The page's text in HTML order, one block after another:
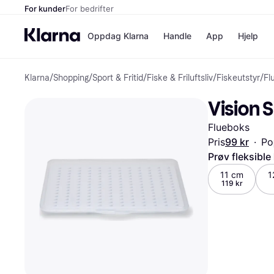
For kunderFor bedrifter
Oppdag Klarna
Betal nå
Betal i 3
Betal innen
Finansiering
Vipps
Handle
Butikker
kicks.no
App Hjelp
Klarna/Shopping/Sport & Fritid/Fiske & Friluftsliv/Fiskeutstyr/
Vision
Flueboks
Pris99 kr ·
Prøv
11 cm
119 kr